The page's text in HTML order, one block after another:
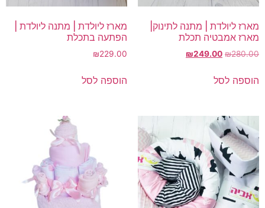
מארז ליולדת | מתנה לתינוק|
מארז אמבטיה תכלת
₪280.00
המחיר
היה:
₪249.00
הוספה לסל
מארז ליולדת | מתנה ליולדת |
הפתעה בתכלת
₪229.00
הוספה לסל